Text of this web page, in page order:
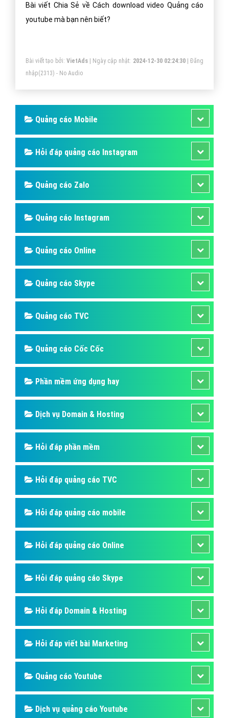
Bài viết Chia Sẻ về Cách download video Quảng cáo
youtube mà bạn nên biết?
Bài viết tạo bởi: VietAds| Ngày cập nhật: 2024-12-30 02:24:30|Đăng
nhập(2313) - No Audio
Quảng cáo Mobile
Hỏi đáp quảng cáo Instagram
Quảng cáo Zalo
Quảng cáo Instagram
Quảng cáo Online
Quảng cáo Skype
Quảng cáo TVC
Quảng cáo Cốc Cốc
Phần mềm ứng dụng hay
Dịch vụ Domain & Hosting
Hỏi đáp phần mềm
Hỏi đáp quảng cáo TVC
Hỏi đáp quảng cáo mobile
Hỏi đáp quảng cáo Online
Hỏi đáp quảng cáo Skype
Hỏi đáp Domain & Hosting
Hỏi đáp viết bài Marketing
Quảng cáo Youtube
Dịch vụ quảng cáo Youtube